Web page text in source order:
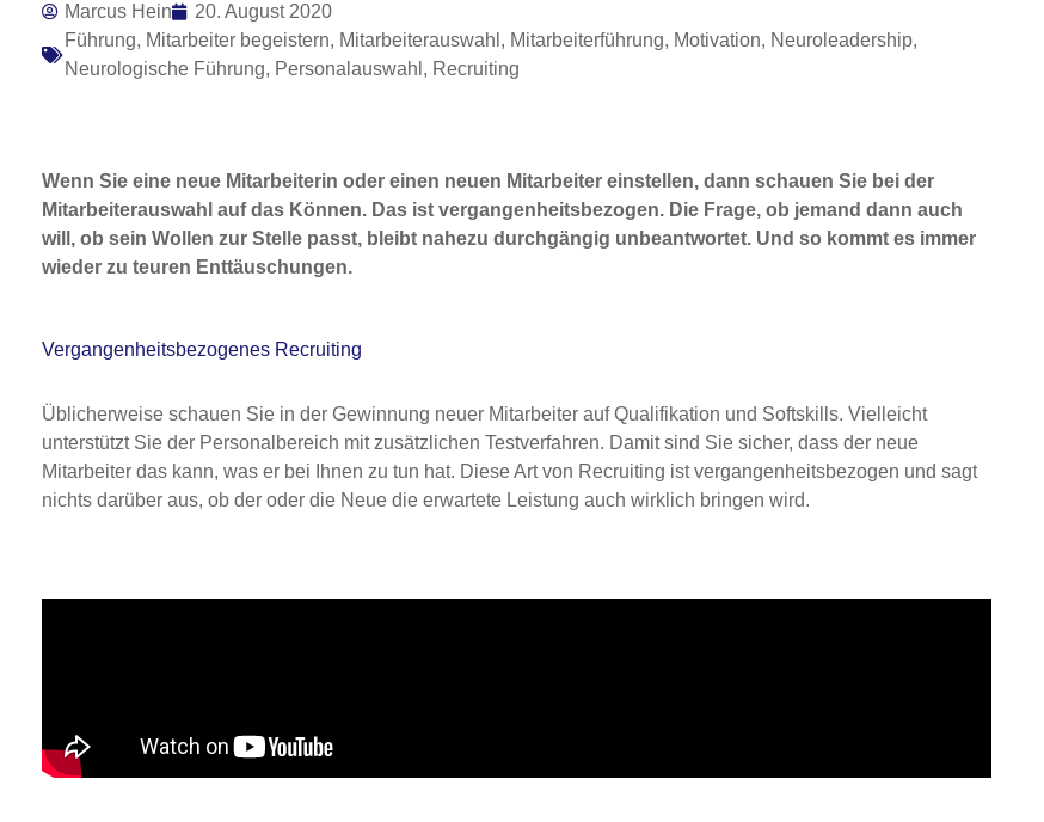
Marcus Hein
20. August 2020
Führung, Mitarbeiter begeistern, Mitarbeiterauswahl , Mitarbeiterführung, Motivation, Neuroleadership,
Neurologische Führung, Personalauswahl , Recruiting
Wenn Sie eine neue Mitarbeiterin oder einen neuen Mitarbeiter einstellen, dann schauen Sie bei der
Mitarbeiterauswahl auf das Können. Das ist vergangenheitsbezogen. Die Frage, ob jemand dann auch
will, ob sein Wollen zur Stelle passt, bleibt nahezu durchgängig unbeantwortet. Und so kommt es immer
wieder zu teuren Enttäuschungen.
Vergangenheitsbezogenes Recruiting
Üblicherweise schauen Sie in der Gewinnung neuer Mitarbeiter auf Qualifikation und Softskills. Vielleicht
unterstützt Sie der Personalbereich mit zusätzlichen Testverfahren. Damit sind Sie sicher, dass der neue
Mitarbeiter das kann, was er bei Ihnen zu tun hat. Diese Art von Recruiting ist vergangenheitsbezogen und sagt
nichts darüber aus, ob der oder die Neue die erwartete Leistung auch wirklich bringen wird.